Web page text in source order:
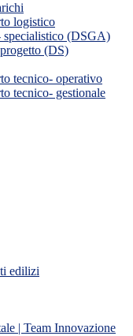
logistico
specialistico (DSGA)
(DS)
tecnico- operativo
tecnico- gestionale
edilizi
| Team Innovazione